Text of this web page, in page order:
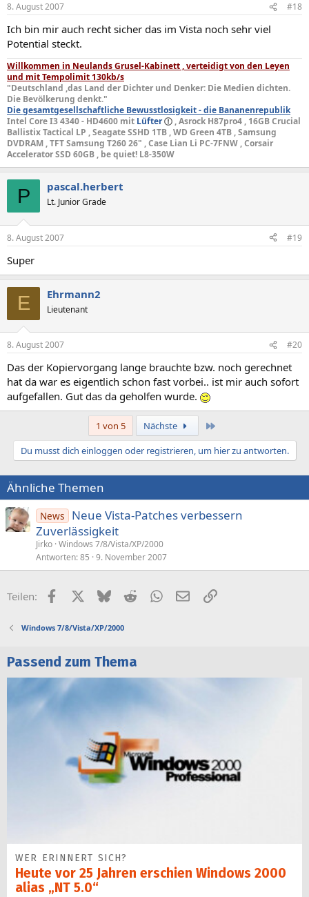
8. August 2007 #18
Ich bin mir auch recht sicher das im Vista noch sehr viel
Potential steckt.
Willkommen in Neulands Grusel-Kabinett , verteidigt von den Leyen
und mit Tempolimit 130kb/s
"Deutschland ,das Land der Dichter und Denker: Die Medien dichten.
Die Bevölkerung denkt."
Die gesamtgesellschaftliche Bewusstlosigkeit - die Bananenrepublik
Intel Core I3 4340 - HD4600 mit Lüfter
, Asrock H87pro4 , 16GB Crucial
Ballistix Tactical LP , Seagate SSHD 1TB , WD Green 4TB , Samsung
DVDRAM , TFT Samsung T260 26" , Case Lian Li PC-7FNW , Corsair
Accelerator SSD 60GB , be quiet! L8-350W
P pascal.herbert
Lt. Junior Grade
8. August 2007 #19
Super
E Ehrmann2
Lieutenant
8. August 2007 #20
Das der Kopiervorgang lange brauchte bzw. noch gerechnet
hat da war es eigentlich schon fast vorbei.. ist mir auch sofort
aufgefallen. Gut das da geholfen wurde.
1 von 5 Nächste
Du musst dich einloggen oder registrieren, um hier zu antworten.
Ähnliche Themen
News
Neue Vista-Patches verbessern
Zuverlässigkeit
Jirko Windows 7/8/Vista/XP/2000
Antworten 85 9. November 2007
Teilen: FacebookX (Twitter)
BlueskyRedditWhatsApp
E-MailLink
Windows 7/8/Vista/XP/2000
Passend zum Thema
WER ERINNERT SICH?
Heute vor 25 Jahren erschien Windows 2000
alias „NT 5.0“